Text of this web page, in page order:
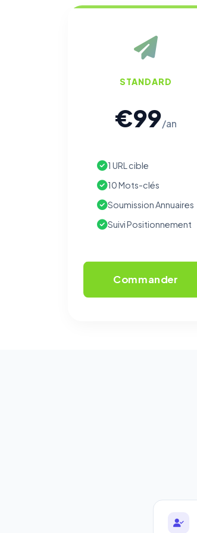
STANDARD
€99/an
1 URL cible
10 Mots-clés
Soumission Annuaires
Suivi Positionnement
Commander